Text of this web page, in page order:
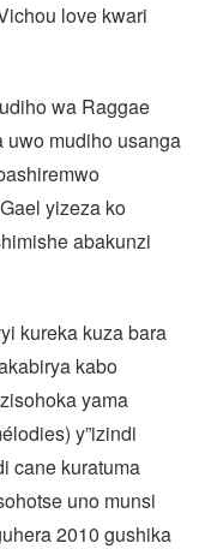
love kwari
wa Raggae
uwo mudiho usanga
yizeza ko
abakunzi
kureka kuza bara
kabo
yama
y”izindi
cane kuratuma
uno munsi
2010 gushika